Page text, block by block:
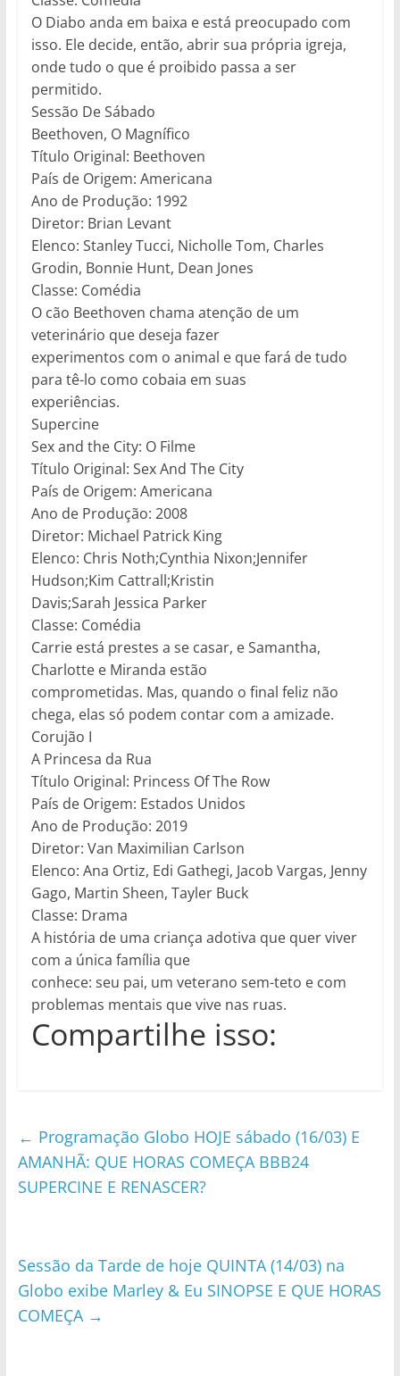
O Diabo anda em baixa e está preocupado com
isso. Ele decide, então, abrir sua própria igreja,
onde tudo o que é proibido passa a ser
permitido.
Sessão De Sábado
Beethoven, O Magnífico
Título Original: Beethoven
País de Origem: Americana
Ano de Produção: 1992
Diretor: Brian Levant
Elenco: Stanley Tucci, Nicholle Tom, Charles
Grodin, Bonnie Hunt, Dean Jones
Classe: Comédia
O cão Beethoven chama atenção de um
veterinário que deseja fazer
experimentos com o animal e que fará de tudo
para tê-lo como cobaia em suas
experiências.
Supercine
Sex and the City: O Filme
Título Original: Sex And The City
País de Origem: Americana
Ano de Produção: 2008
Diretor: Michael Patrick King
Elenco: Chris Noth;Cynthia Nixon;Jennifer
Hudson;Kim Cattrall;Kristin
Davis;Sarah Jessica Parker
Classe: Comédia
Carrie está prestes a se casar, e Samantha,
Charlotte e Miranda estão
comprometidas. Mas, quando o final feliz não
chega, elas só podem contar com a amizade.
Corujão I
A Princesa da Rua
Título Original: Princess Of The Row
País de Origem: Estados Unidos
Ano de Produção: 2019
Diretor: Van Maximilian Carlson
Elenco: Ana Ortiz, Edi Gathegi, Jacob Vargas, Jenny
Gago, Martin Sheen, Tayler Buck
Classe: Drama
A história de uma criança adotiva que quer viver
com a única família que
conhece: seu pai, um veterano sem-teto e com
problemas mentais que vive nas ruas.
Compartilhe isso:
← Programação Globo HOJE sábado (16/03) E
AMANHÃ: QUE HORAS COMEÇA BBB24
SUPERCINE E RENASCER?
Sessão da Tarde de hoje QUINTA (14/03) na
Globo exibe Marley & Eu SINOPSE E QUE HORAS
COMEÇA →